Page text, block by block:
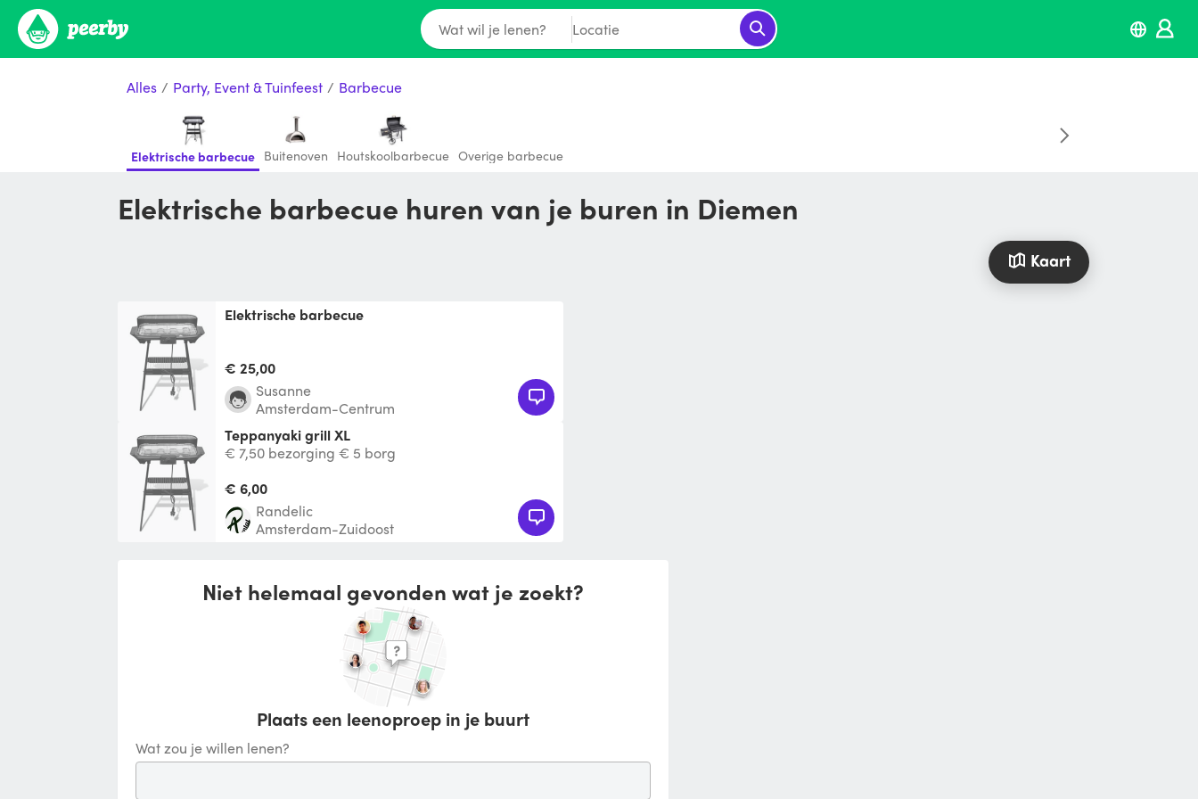
Wat wil je lenen? Locatie
Alles / Party, Event & Tuinfeest / Barbecue
Elektrische barbecue Buitenoven Houtskoolbarbecue Overige barbecue
Elektrische barbecue huren van je buren in Diemen
Kaart
Elektrische barbecue
€ 25,00
Susanne
Amsterdam-Centrum
Teppanyaki grill XL
€ 7,50 bezorging € 5 borg
€ 6,00
Randelic
Amsterdam-Zuidoost
Niet helemaal gevonden wat je zoekt?
Plaats een leenoproep in je buurt
Wat zou je willen lenen?